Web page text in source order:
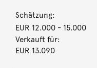
Schätzung:
EUR 12.000- 15.000
Verkauft für:
EUR 13.090